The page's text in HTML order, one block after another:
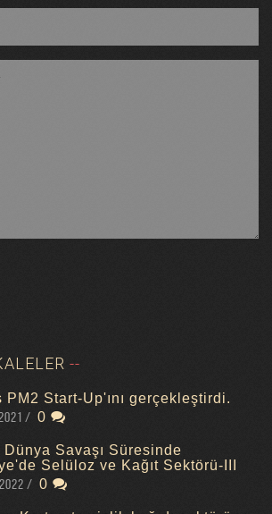
PM2 Start-Up'ını gerçekleştirdi.
0
Dünya Savaşı Süresinde
Selüloz ve Kağıt Sektörü-III
0